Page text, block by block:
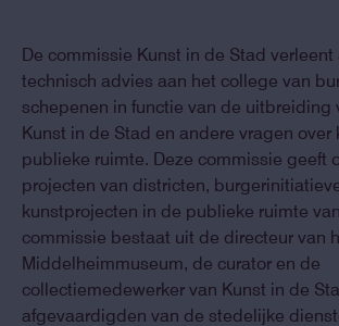
De commissie Kunst in de Stad verleent
technisch advies aan het college van
schepenen in functie van de uitbreiding
Kunst in de Stad en andere vragen over
publieke ruimte. Deze commissie geeft
projecten van districten,
kunstprojecten in de publieke ruimte
commissie bestaat uit de directeur van
Middelheimmuseum, de curator en de
collectiemedewerker van Kunst in de
afgevaardigden van de stedelijke